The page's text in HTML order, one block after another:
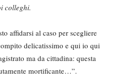
colleghi.
affidarsi al caso per scegliere
delicatissimo e qui io qui
ma da cittadina: questa
mortificante…”.